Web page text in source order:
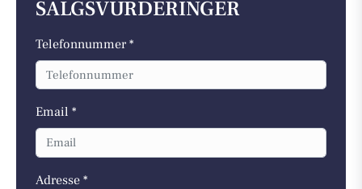
SALGSVURDERINGER
Telefonnummer *
Email *
Adresse *